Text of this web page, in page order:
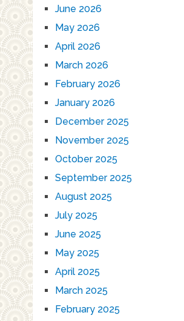
June 2026
May 2026
April 2026
March 2026
February 2026
January 2026
December 2025
November 2025
October 2025
September 2025
August 2025
July 2025
June 2025
May 2025
April 2025
March 2025
February 2025